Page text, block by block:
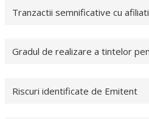
Tranzactii semnificative cu
Gradul de realizare a tintelor
Riscuri identificate de Emitent